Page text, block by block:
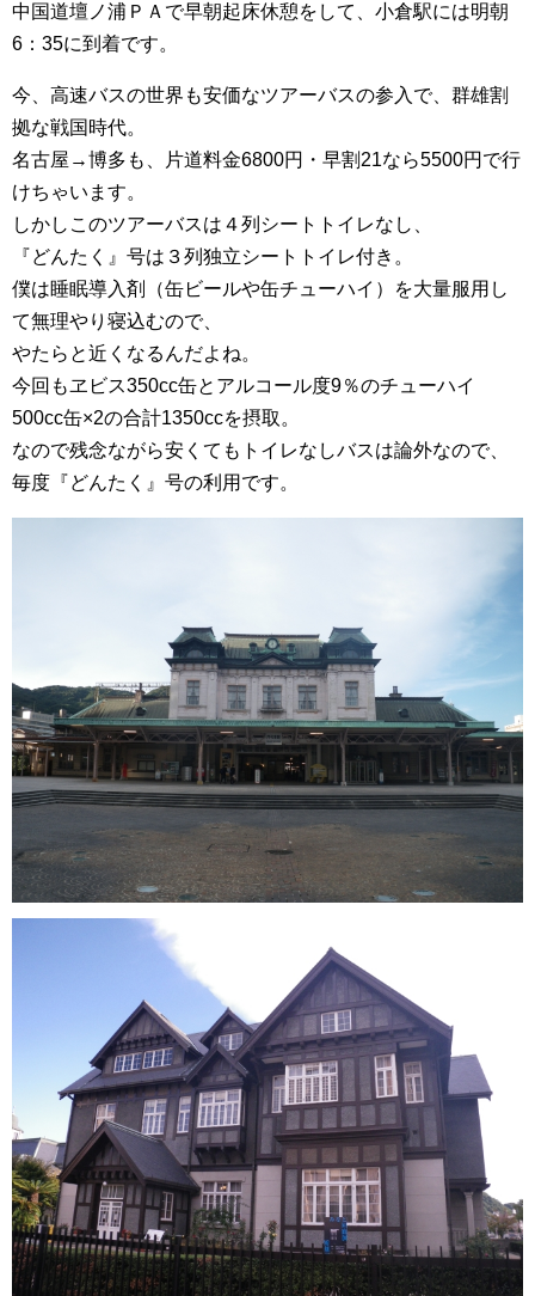
中国道壇ノ浦ＰＡで早朝起床休憩をして、小倉駅には明朝
6：35に到着です。
今、高速バスの世界も安価なツアーバスの参入で、群雄割
拠な戦国時代。
名古屋→博多も、片道料金6800円・早割21なら5500円で行
けちゃいます。
しかしこのツアーバスは４列シートトイレなし、
『どんたく』号は３列独立シートトイレ付き。
僕は睡眠導入剤（缶ビールや缶チューハイ）を大量服用し
て無理やり寝込むので、
やたらと近くなるんだよね。
今回もヱビス350cc缶とアルコール度9％のチューハイ
500cc缶×2の合計1350ccを摂取。
なので残念ながら安くてもトイレなしバスは論外なので、
毎度『どんたく』号の利用です。